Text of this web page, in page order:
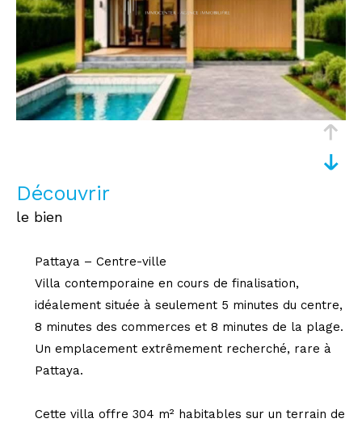
découvrir
le bien
Pattaya – Centre-ville
Villa contemporaine en cours de finalisation,
idéalement située à seulement 5 minutes du centre,
8 minutes des commerces et 8 minutes de la plage.
Un emplacement extrêmement recherché, rare à
Pattaya.
Cette villa offre 304 m² habitables sur un terrain de